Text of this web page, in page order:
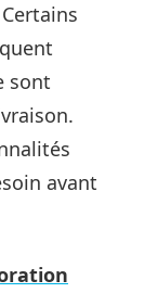
sont
avant